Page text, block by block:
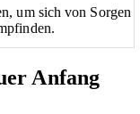
um sich von Sorgen
Anfang